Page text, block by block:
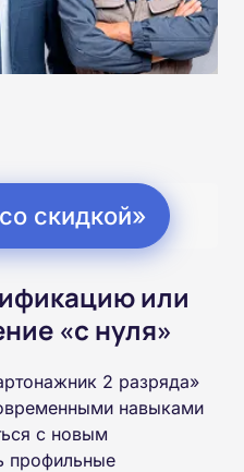
скидкой»
или
«с нуля»
2 разряда»
навыками
с новым
профильные